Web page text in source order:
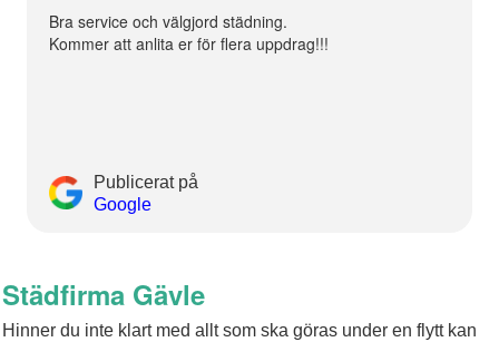
Bra service och välgjord städning.
Kommer att anlita er för flera uppdrag!!!
Publicerat på
Google
Städfirma Gävle
Hinner du inte klart med allt som ska göras under en flytt kan